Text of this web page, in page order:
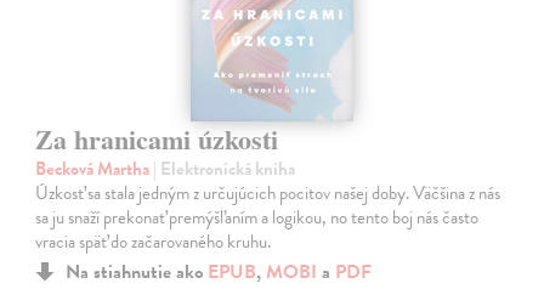
Za hranicami úzkosti
Becková Martha| Elektronická kniha
Úzkosť sa stala jedným z určujúcich pocitov našej doby. Väčšina z nás
sa ju snaží prekonať premýšľaním a logikou, no tento boj nás často
vracia späť do začarovaného kruhu.
Na stiahnutie ako EPUB, MOBI a PDF